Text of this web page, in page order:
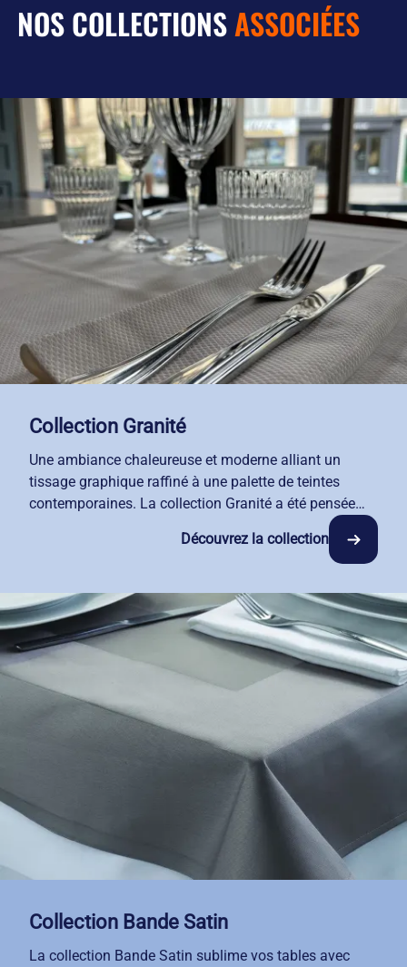
NOS COLLECTIONSASSOCIÉES
Collection Granité
Une ambiance chaleureuse et moderne alliant un
tissage graphique raffiné à une palette de teintes
contemporaines. La collection Granité a été pensée
pour sublimer vos salles, choisissez parmi nos coloris
harmonieux : blanc, crème ou gris ardoise pour créer
établissement.
Pour garantir des couleurs éclatantes lavage après
lavage, nous sélectionnons des finitions haut de
gamme adaptées à chaque coloris. Sa confection en
fil teint assure une résistance exceptionnelle aux
exigences de la restauration professionnelle et une
tenue impeccable dans le temps.
Avec notre service de location-entretien, vous
bénéficiez d'un linge toujours impeccable, livré et
Découvrez la collection
Collection Bande Satin
La collection Bande Satin sublime vos tables avec